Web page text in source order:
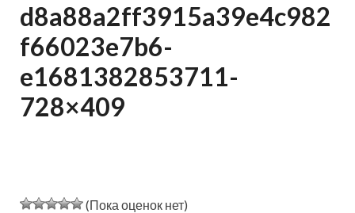
d8a88a2ff3915a39e4c982
f66023e7b6-
e1681382853711-
728×409
(Пока оценок нет)